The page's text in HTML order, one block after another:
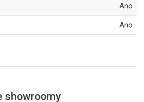
Ano
Ano
showroomy